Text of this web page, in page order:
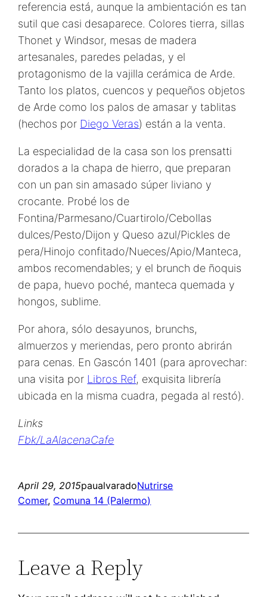
referencia está, aunque la ambientación es tan
sutil que casi desaparece. Colores tierra, sillas
Thonet y Windsor, mesas de madera
artesanales, paredes peladas, y el
protagonismo de la vajilla cerámica de Arde.
Tanto los platos, cuencos y pequeños objetos
de Arde como los palos de amasar y tablitas
(hechos por Diego Veras) están a la venta.
La especialidad de la casa son los prensatti
dorados a la chapa de hierro, que preparan
con un pan sin amasado súper liviano y
crocante. Probé los de
Fontina/Parmesano/Cuartirolo/Cebollas
dulces/Pesto/Dijon y Queso azul/Pickles de
pera/Hinojo confitado/Nueces/Apio/Manteca,
ambos recomendables; y el brunch de ñoquis
de papa, huevo poché, manteca quemada y
hongos, sublime.
Por ahora, sólo desayunos, brunchs,
almuerzos y meriendas, pero pronto abrirán
para cenas. En Gascón 1401 (para aprovechar:
una visita por Libros Ref, exquisita librería
ubicada en la misma cuadra, pegada al restó).
Links
Fbk/LaAlacenaCafe
April 29, 2015paualvaradoNutrirse
Comer, Comuna 14 (Palermo)
Leave a Reply